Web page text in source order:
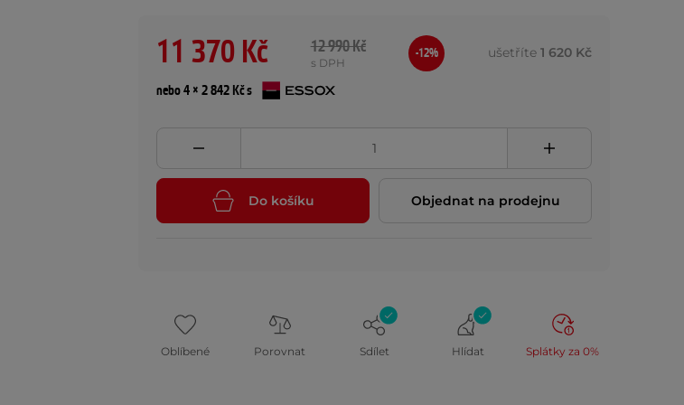
11 370 Kč 12 990 Kč
s DPH
-12% ušetříte 1 620 Kč
nebo 4 × 2 842 Kč s
Do košíku Objednat na prodejnu
Oblíbené Porovnat Sdílet Hlídat Splátky za 0%